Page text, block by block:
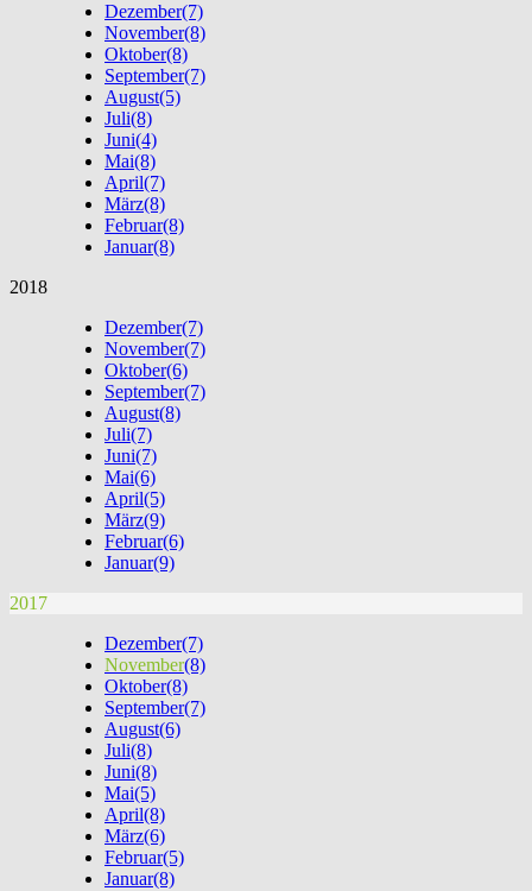
Dezember(7)
November(8)
Oktober(8)
September(7)
August(5)
Juli(8)
Juni(4)
Mai(8)
April(7)
März(8)
Februar(8)
Januar(8)
2018
Dezember(7)
November(7)
Oktober(6)
September(7)
August(8)
Juli(7)
Juni(7)
Mai(6)
April(5)
März(9)
Februar(6)
Januar(9)
2017
Dezember(7)
November(8)
Oktober(8)
September(7)
August(6)
Juli(8)
Juni(8)
Mai(5)
April(8)
März(6)
Februar(5)
Januar(8)